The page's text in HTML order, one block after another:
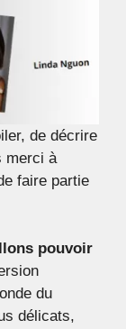
de décrire
merci à
faire partie
pouvoir
du
délicats,